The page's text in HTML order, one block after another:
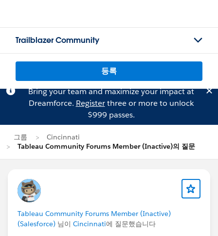
Trailblazer Community
등록
Bring your team and maximize your impact at
Dreamforce. Registerthree or more to unlock
$999 passes.
그룹
Cincinnati
Tableau Community Forums Member (Inactive)의 질문
Tableau Community Forums Member (Inactive)
(Salesforce) 님이 Cincinnati에 질문했습니다